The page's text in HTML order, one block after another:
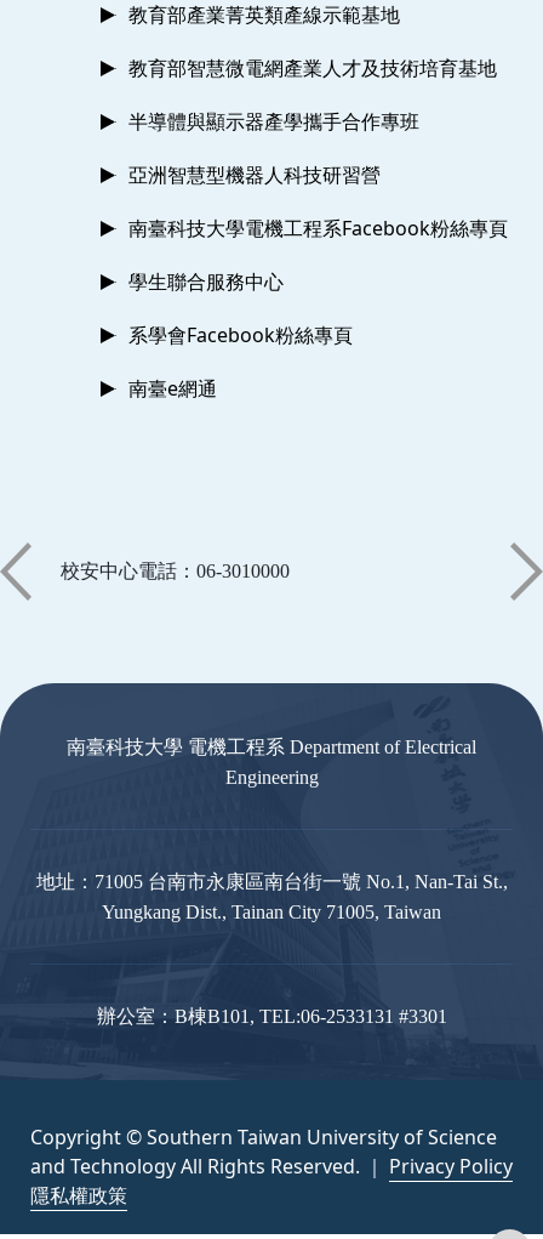
教育部產業菁英類產線示範基地
教育部智慧微電網產業人才及技術培育基地
半導體與顯示器產學攜手合作專班
亞洲智慧型機器人科技研習營
南臺科技大學電機工程系Facebook粉絲專頁
學生聯合服務中心
系學會Facebook粉絲專頁
南臺e網通
校安中心電話：06-3010000
南臺科技大學 電機工程系 Department of Electrical
Engineering
地址：71005 台南市永康區南台街一號 No.1, Nan-Tai St.,
Yungkang Dist., Tainan City 71005, Taiwan
辦公室：B棟B101, TEL:06-2533131 #3301
Copyright © Southern Taiwan University of Science
and Technology All Rights Reserved. ｜ Privacy Policy
隱私權政策